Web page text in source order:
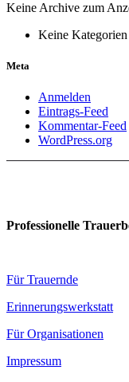
Keine Archive zum
Keine Kategorien
Meta
Anmelden
Eintrags-Feed
Kommentar-Feed
WordPress.org
Professionelle
Für Trauernde
Erinnerungswerkstatt
Für Organisationen
Impressum